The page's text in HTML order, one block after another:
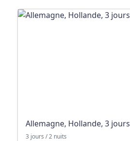
Allemagne, Hollande, 3 jours
3 jours / 2 nuits